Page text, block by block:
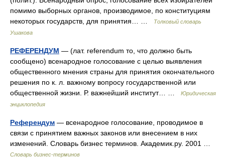
помимо выборных органов, производимое, по конституциям
некоторых государств, для принятия… …
Толковый словарь
Ушакова
РЕФЕРЕНДУМ — (лат. referendum то, что должно быть
сообщено) всенародное голосование с целью выявления
общественного мнения страны для принятия окончательного
решения по к. л. важному вопросу государственной или
общественной жизни. Р. важнейший институт… …
Юридическая
энциклопедия
Референдум — всенародное голосование, проводимое в
связи с принятием важных законов или внесением в них
изменений. Словарь бизнес терминов. Академик.ру. 2001 …
Словарь бизнес-терминов